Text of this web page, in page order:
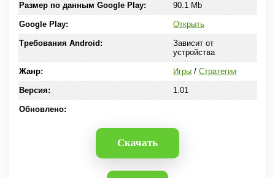
Размер по данным Google Play: 90.1 Mb
Google Play: Открыть
Требования Android:
Зависит от
устройства
Жанр: Игры/ Стратегии
Версия: 1.01
Обновлено:
Скачать